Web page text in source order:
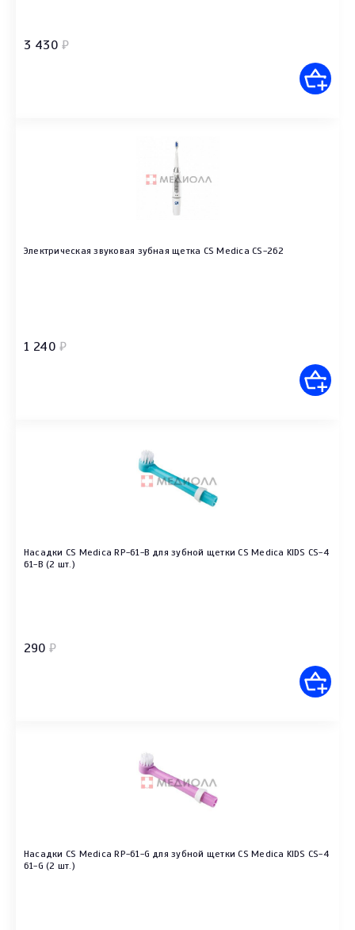
3 430 ₽
Электрическая звуковая зубная щетка CS Medica CS-262
1 240 ₽
Насадки CS Medica RP-61-B для зубной щетки CS Medica KIDS CS-4
61-B (2 шт.)
290 ₽
Насадки CS Medica RP-61-G для зубной щетки CS Medica KIDS CS-4
61-G (2 шт.)